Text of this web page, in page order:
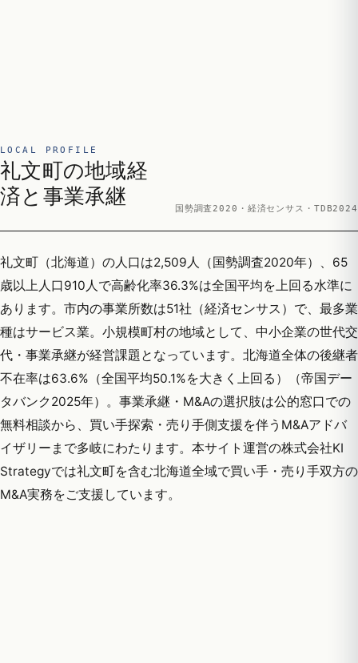
LOCAL PROFILE
礼文町の地域経
済と事業承継
国勢調査2020・経済センサス・TDB2024
礼文町（北海道）の人口は2,509人（国勢調査2020年）、65
歳以上人口910人で高齢化率36.3%は全国平均を上回る水準に
あります。市内の事業所数は51社（経済センサス）で、最多業
種はサービス業。小規模町村の地域として、中小企業の世代交
代・事業承継が経営課題となっています。北海道全体の後継者
不在率は63.6%（全国平均50.1%を大きく上回る）（帝国デー
タバンク2025年）。事業承継・M&Aの選択肢は公的窓口での
無料相談から、買い手探索・売り手側支援を伴うM&Aアドバ
イザリーまで多岐にわたります。本サイト運営の株式会社KI
Strategyでは礼文町を含む北海道全域で買い手・売り手双方の
M&A実務をご支援しています。